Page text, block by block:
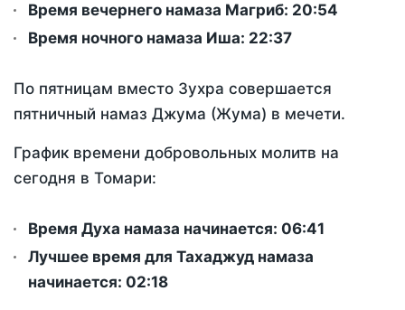
Время вечернего намаза Магриб: 20:54
Время ночного намаза Иша: 22:37
По пятницам вместо Зухра совершается
пятничный намаз Джума (Жума) в мечети.
График времени добровольных молитв на
сегодня в Томари:
Время Духа намаза начинается: 06:41
Лучшее время для Тахаджуд намаза
начинается: 02:18